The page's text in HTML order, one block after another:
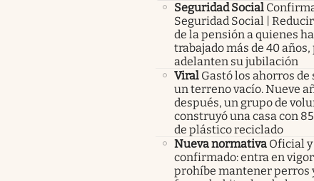
Seguridad Social
Seguridad Social |
de la pensión a quienes
trabajado más de 40 años,
adelanten su jubilación
Viral Gastó los ahorros de
un terreno vacío. Nueve
después, un grupo de
construyó una casa con
de plástico reciclado
Nueva normativa Oficial y
confirmado: entra en
prohíbe mantener perros